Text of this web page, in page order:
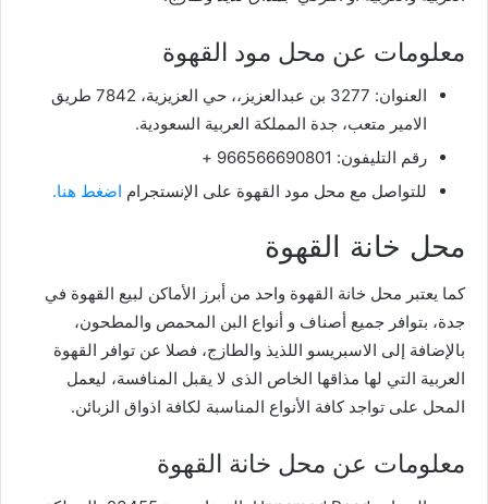
معلومات عن محل مود القهوة
العنوان: 3277 بن عبدالعزيز،، حي العزيزية، 7842 طريق
الامير متعب، جدة المملكة العربية السعودية.
رقم التليفون: 966566690801 +
للتواصل مع محل مود القهوة على الإنستجرام اضغط هنا.
محل خانة القهوة
كما يعتبر محل خانة القهوة واحد من أبرز الأماكن لبيع القهوة في
جدة، بتوافر جميع أصناف و أنواع البن المحمص والمطحون،
بالإضافة إلى الاسبريسو اللذيذ والطازج، فصلا عن توافر القهوة
العربية التي لها مذاقها الخاص الذى لا يقبل المنافسة، ليعمل
المحل على تواجد كافة الأنواع المناسبة لكافة اذواق الزبائن.
معلومات عن محل خانة القهوة